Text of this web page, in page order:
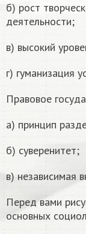
б) рост
деятельности;
в) высокий
г) гуманизация
Правовое
а) принцип
б) суверенитет;
в) независимая
Перед вами
основных